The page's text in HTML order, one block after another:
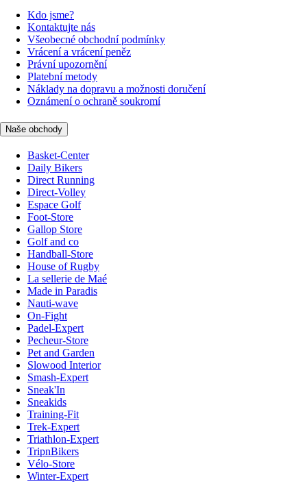
Kdo jsme?
Kontaktujte nás
Všeobecné obchodní podmínky
Vrácení a vrácení peněz
Právní upozornění
Platební metody
Náklady na dopravu a možnosti doručení
Oznámení o ochraně soukromí
Naše obchody
Basket-Center
Daily Bikers
Direct Running
Direct-Volley
Espace Golf
Foot-Store
Gallop Store
Golf and co
Handball-Store
House of Rugby
La sellerie de Maé
Made in Paradis
Nauti-wave
On-Fight
Padel-Expert
Pecheur-Store
Pet and Garden
Slowood Interior
Smash-Expert
Sneak'In
Sneakids
Training-Fit
Trek-Expert
Triathlon-Expert
TripnBikers
Vélo-Store
Winter-Expert